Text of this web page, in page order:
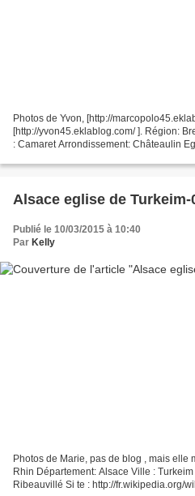
Photos de Yvon, [http://
[http://yvon45.eklablog.com/ ]. Région:
: Camaret Arrondissement: Châteaulin
Alsace eglise de Turkeim-
Publié le 10/03/2015 à 10:40
Par Kelly
Photos de Marie, pas de blog , mais elle
Rhin Département: Alsace Ville :
Ribeauvillé Si te : http://fr.wikipedia.org/